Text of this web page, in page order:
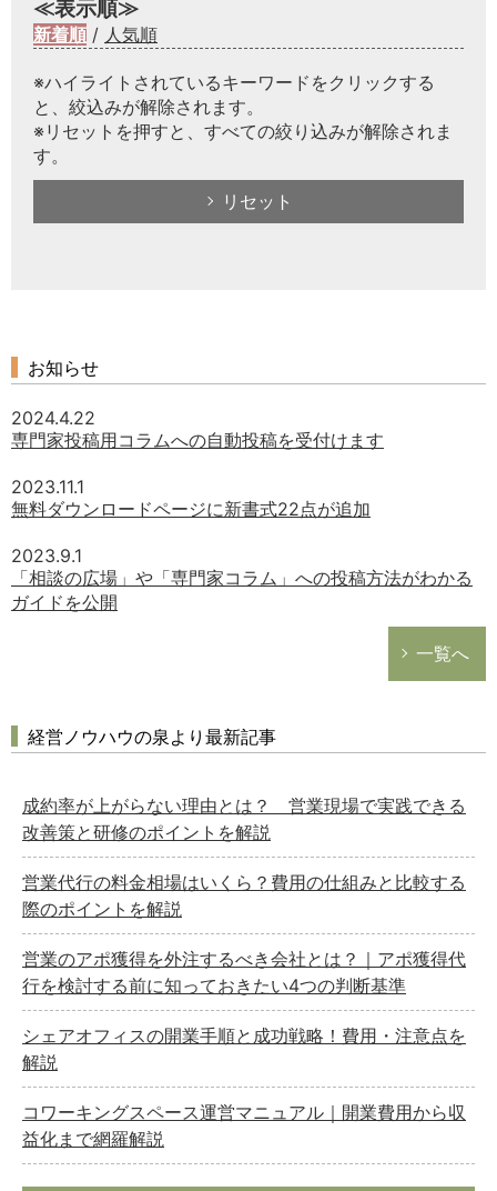
≪表示順≫
新着順 / 人気順
※ハイライトされているキーワードをクリックする
と、絞込みが解除されます。
※リセットを押すと、すべての絞り込みが解除されま
す。
リセット
お知らせ
2024.4.22
専門家投稿用コラムへの自動投稿を受付けます
2023.11.1
無料ダウンロードページに新書式22点が追加
2023.9.1
「相談の広場」や「専門家コラム」への投稿方法がわかる
ガイドを公開
一覧へ
経営ノウハウの泉より最新記事
成約率が上がらない理由とは？ 営業現場で実践できる
改善策と研修のポイントを解説
営業代行の料金相場はいくら？費用の仕組みと比較する
際のポイントを解説
営業のアポ獲得を外注するべき会社とは？｜アポ獲得代
行を検討する前に知っておきたい4つの判断基準
シェアオフィスの開業手順と成功戦略！費用・注意点を
解説
コワーキングスペース運営マニュアル｜開業費用から収
益化まで網羅解説